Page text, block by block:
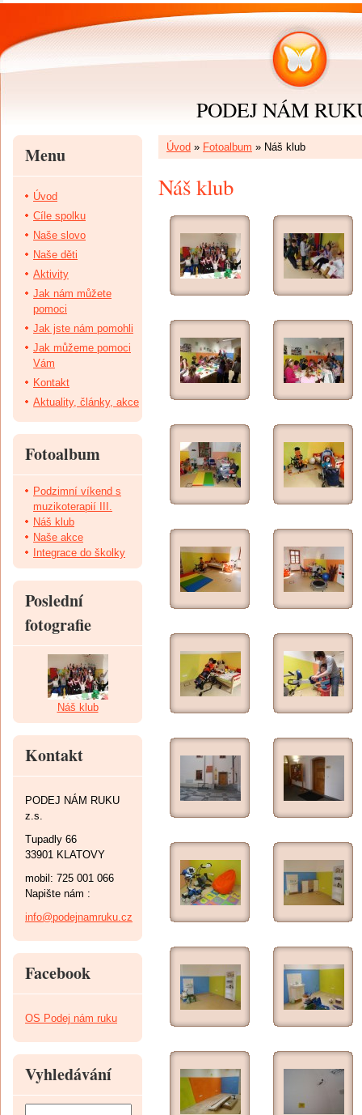
PODEJ NÁM
Úvod » Fotoalbum » Náš klub
Náš klub
Menu
Úvod
Cíle spolku
Naše slovo
Naše děti
Aktivity
Jak nám můžete
pomoci
Jak jste nám pomohli
Jak můžeme pomoci
Vám
Kontakt
Aktuality, články, akce
Fotoalbum
Podzimní víkend s
muzikoterapií III.
Náš klub
Naše akce
Integrace do školky
Poslední
fotografie
Náš klub
Kontakt
PODEJ NÁM RUKU
z.s.
Tupadly 66
33901 KLATOVY
mobil: 725 001 066
Napište nám :
info@podejnamruku.cz
Facebook
OS Podej nám ruku
Vyhledávání